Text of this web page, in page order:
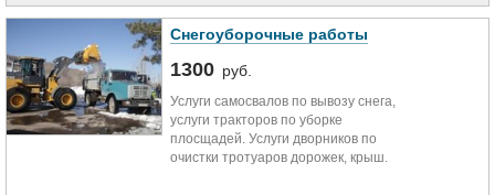
Снегоуборочные работы
1300 руб.
Услуги самосвалов по вывозу снега,
услуги тракторов по уборке
плосщадей. Услуги дворников по
очистки тротуаров дорожек, крыш.